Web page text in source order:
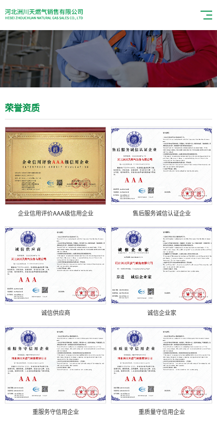
荣誉资质
企业信用评价AAA级信用企业 售后服务诚信认证企业
诚信供应商 诚信企业家
重服务守信用企业 重质量守信用企业